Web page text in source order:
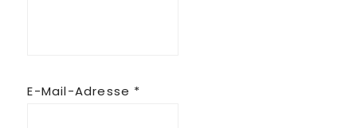
E-Mail-Adresse *